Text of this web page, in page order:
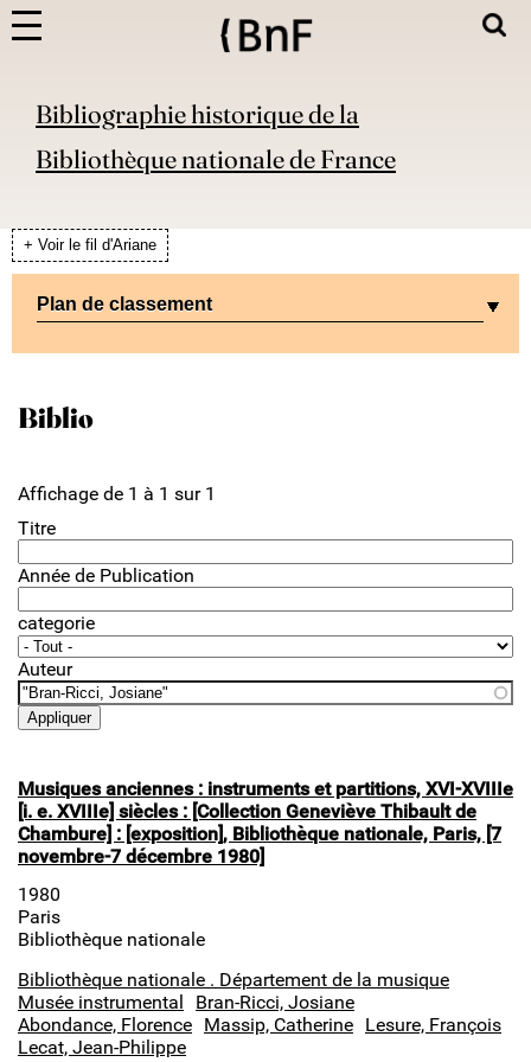
Bibliographie historique de la
Bibliothèque nationale de France
+ Voir le fil d'Ariane
Plan de classement
Biblio
Affichage de 1 à 1 sur 1
Titre
Année de Publication
categorie
Auteur
Musiques anciennes : instruments et partitions, XVI-XVIIIe
[i. e. XVIIIe] siècles : [Collection Geneviève Thibault de
Chambure] : [exposition], Bibliothèque nationale, Paris, [7
novembre-7 décembre 1980]
1980
Paris
Bibliothèque nationale
Bibliothèque nationale . Département de la musique
Musée instrumental
Bran-Ricci, Josiane
Abondance, Florence Massip, Catherine Lesure, François
Lecat, Jean-Philippe